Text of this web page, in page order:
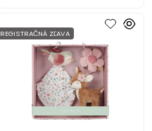
REGISTRAČNÁ ZĽAVA